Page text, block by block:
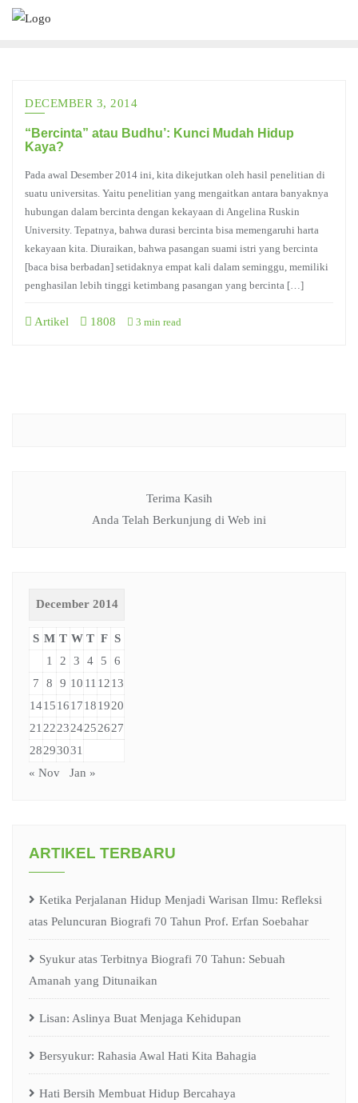
Skip
DECEMBER 3, 2014
“Bercinta” atau Budhu’: Kunci Mudah Hidup
Kaya?
Pada awal Desember 2014 ini, kita dikejutkan oleh hasil penelitian di
suatu universitas. Yaitu penelitian yang mengaitkan antara banyaknya
hubungan dalam bercinta dengan kekayaan di Angelina Ruskin
University. Tepatnya, bahwa durasi bercinta bisa memengaruhi harta
kekayaan kita. Diuraikan, bahwa pasangan suami istri yang bercinta
[baca bisa berbadan] setidaknya empat kali dalam seminggu, memiliki
penghasilan lebih tinggi ketimbang pasangan yang bercinta […]
Artikel 1808 3 min read
Terima Kasih
Anda Telah Berkunjung di Web ini
December 2014
S M T W T F S
1
2 3 4 5
6
7
8 9 10 11 1213
14151617181920
21 222324252627
28293031
« Nov
Jan »
ARTIKEL TERBARU
Ketika Perjalanan Hidup Menjadi Warisan Ilmu: Refleksi
atas Peluncuran Biografi 70 Tahun Prof. Erfan Soebahar
Syukur atas Terbitnya Biografi 70 Tahun: Sebuah
Amanah yang Ditunaikan
Lisan: Aslinya Buat Menjaga Kehidupan
Bersyukur: Rahasia Awal Hati Kita Bahagia
Hati Bersih Membuat Hidup Bercahaya